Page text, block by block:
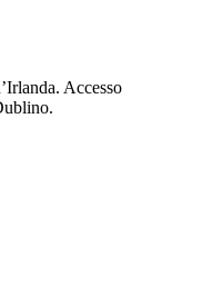
Accesso